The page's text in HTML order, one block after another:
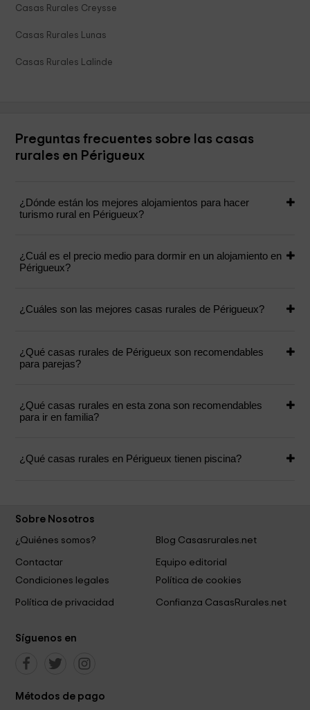
Casas Rurales Creysse
Casas Rurales Lunas
Casas Rurales Lalinde
Preguntas frecuentes sobre las casas
rurales en Périgueux
¿Dónde están los mejores alojamientos para hacer
turismo rural en Périgueux?
¿Cuál es el precio medio para dormir en un alojamiento en
Périgueux?
¿Cuáles son las mejores casas rurales de Périgueux?
¿Qué casas rurales de Périgueux son recomendables
para parejas?
¿Qué casas rurales en esta zona son recomendables
para ir en familia?
¿Qué casas rurales en Périgueux tienen piscina?
Sobre Nosotros
¿Quiénes somos?
Blog Casasrurales.net
Contactar
Equipo editorial
Condiciones legales
Política de cookies
Política de privacidad Confianza CasasRurales.net
Síguenos en
Métodos de pago